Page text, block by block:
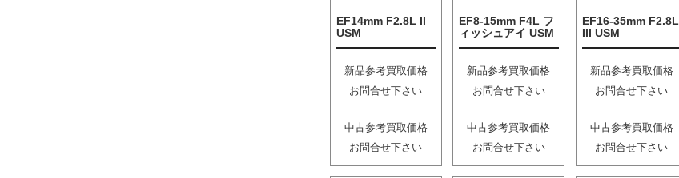
EF14mm F2.8L II
USM
新品参考買取価格
お問合せ下さい
中古参考買取価格
お問合せ下さい
EF8-15mm F4L フ
ィッシュアイ USM
新品参考買取価格
お問合せ下さい
中古参考買取価格
お問合せ下さい
EF16-35mm F2.8L
III USM
新品参考買取価格
お問合せ下さい
中古参考買取価格
お問合せ下さい